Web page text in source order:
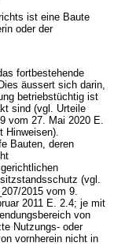
ist eine Baute
oder der
fortbestehende
äussert sich darin,
betriebstüchtig ist
sind (vgl. Urteile
vom 27. Mai 2020 E.
Hinweisen).
Bauten, deren
(vgl.
2015 vom 9.
2011 E. 2.4; je mit
von
Nutzungs- oder
vornherein nicht in